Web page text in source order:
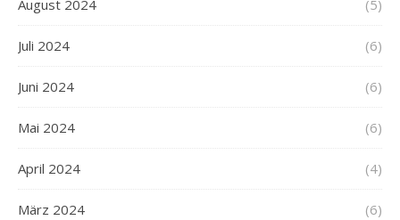
August 2024 (5)
Juli 2024 (6)
Juni 2024 (6)
Mai 2024 (6)
April 2024 (4)
März 2024 (6)